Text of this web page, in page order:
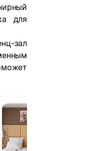
для
зал